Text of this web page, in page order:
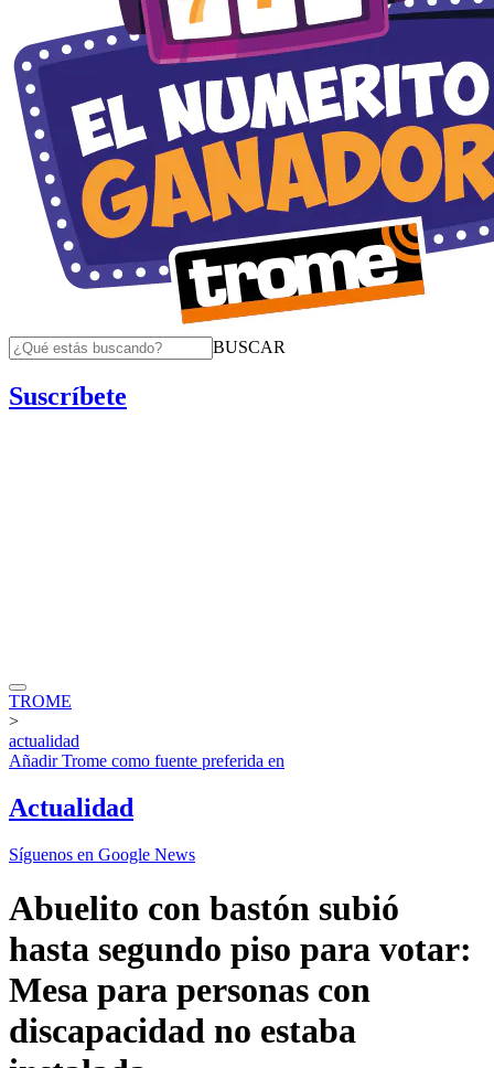
BUSCAR
Suscríbete
TROME
>
actualidad
AñadirTrome como fuente preferida en
Actualidad
Síguenos en Google News
Abuelito con bastón subió
hasta segundo piso para votar:
Mesa para personas con
discapacidad no estaba